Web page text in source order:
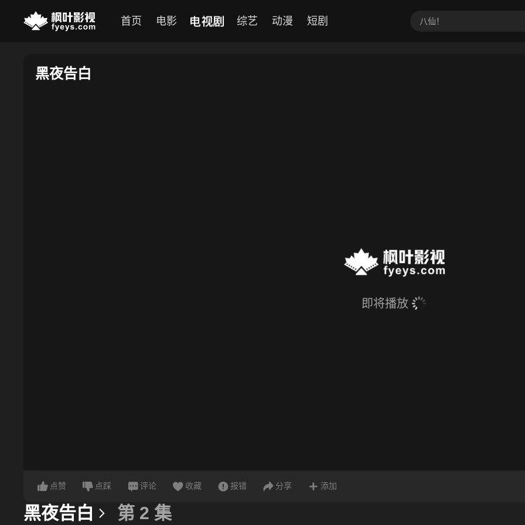
首页 电影 电视剧 综艺 动漫 短剧
黑夜告白
即将播放
点赞 点踩 评论 收藏 报错 分享 添加
黑夜告白 更多信息第 2 集